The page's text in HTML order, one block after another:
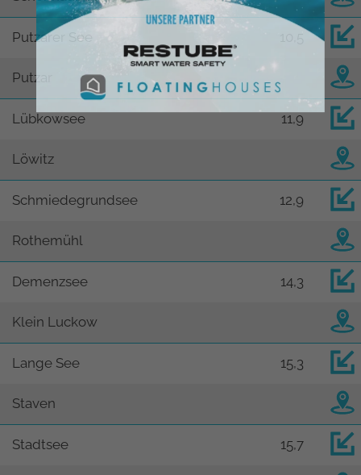
Putzarer See 10,5
Putzar
Lübkowsee 11,9
Löwitz
Schmiedegrundsee 12,9
Rothemühl
Demenzsee 14,3
Klein Luckow
Lange See 15,3
Staven
Stadtsee 15,7